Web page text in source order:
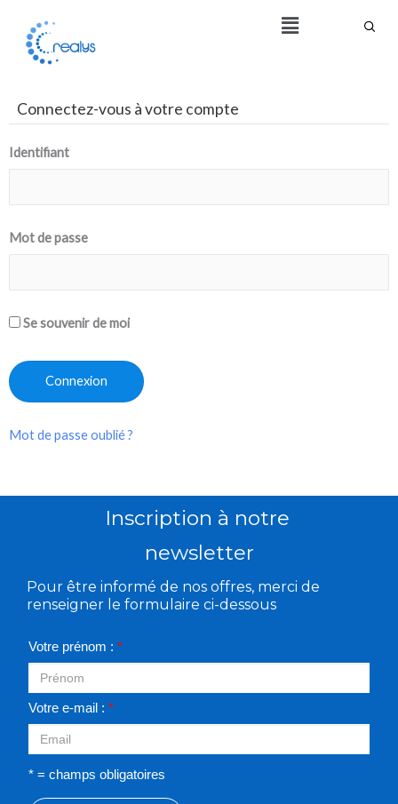
contenu
Menu
Connectez-vous à votre compte
Identifiant
Mot de passe
Se souvenir de moi
Mot de passe oublié ?
Inscription à notre
newsletter
Pour être informé de nos offres, merci de
renseigner le formulaire ci-dessous
Votre prénom : *
Votre e-mail : *
* = champs obligatoires